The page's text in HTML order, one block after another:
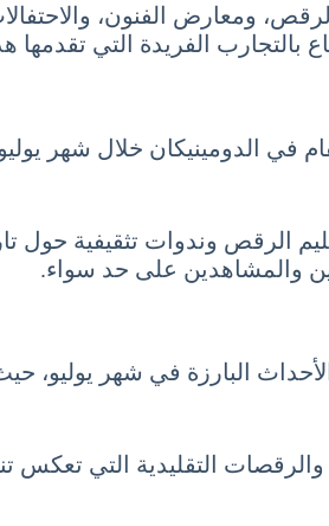
ومعارض الفنون،
بالتجارب الفريدة التي تقدمها
في الدومينيكان خلال شهر
الرقص وندوات تثقيفية
والمشاهدين على حد سواء.
البارزة في شهر
التقليدية التي تعكس